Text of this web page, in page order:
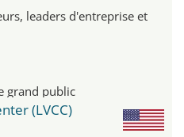
leaders d'entreprise et
grand public
(LVCC)